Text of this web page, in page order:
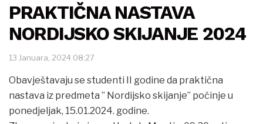
PRAKTIČNA NASTAVA
NORDIJSKO SKIJANJE 2024
13 Januara, 2024 08:27
Obavještavaju se studenti II godine da praktična
nastava iz predmeta ” Nordijsko skijanje” počinje u
ponedjeljak, 15.01.2024. godine.